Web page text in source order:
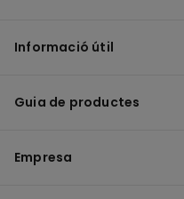
Informació útil
Guia de productes
Empresa